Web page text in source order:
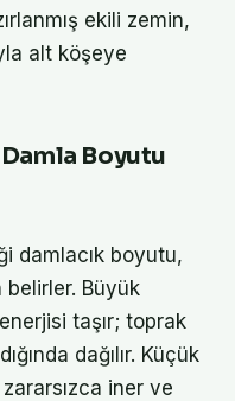
ekili zemin,
alt köşeye
Boyutu
damlacık boyutu,
Büyük
taşır; toprak
dağılır. Küçük
iner ve